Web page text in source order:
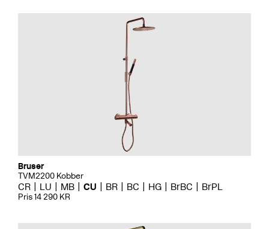
Bruser
TVM2200 Kobber
CR LU MB CU BR BC HG BrBC BrPL
Pris 14 290 KR